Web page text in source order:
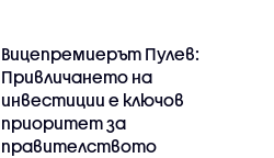
Вицепремиерът Пулев:
Привличането на
инвестиции е ключов
приоритет за
правителството